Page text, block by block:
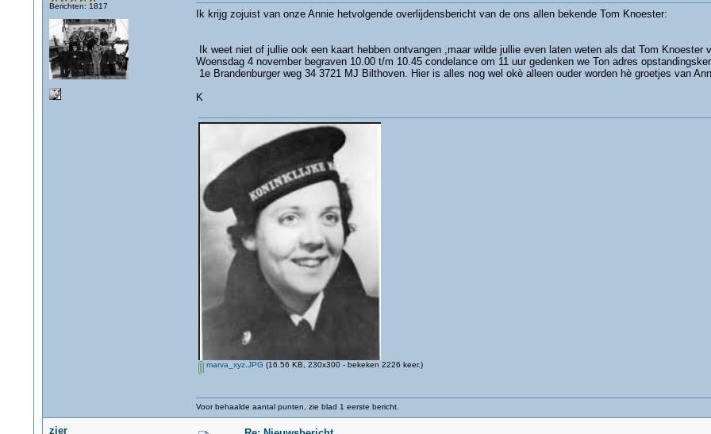
Berichten: 1817
Ik krijg zojuist van onze Annie hetvolgende overlijdensbericht van de ons allen bekende Tom Knoester:
Ik weet niet of jullie ook een kaart hebben ontvangen ,maar wilde jullie even laten weten als dat Tom Knoester
Woensdag 4 november begraven 10.00 t/m 10.45 condelance om 11 uur gedenken we Ton adres
1e Brandenburger weg 34 3721 MJ Bilthoven. Hier is alles nog wel okè alleen ouder worden hè groetjes van
K
marva_xyz.JPG (16.56 KB, 230x300 - bekeken 2226 keer.)
Voor behaalde aantal punten, zie blad 1 eerste bericht.
zier